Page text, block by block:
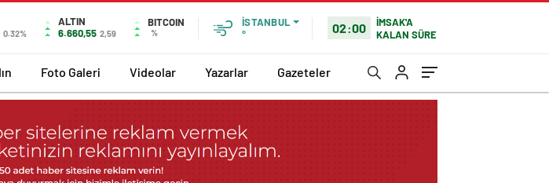
0.32%
ALTIN
6.660,55 2,59
BITCOIN
%
İSTANBUL
°
02:00
İMSAK'A
KALAN SÜRE
Foto Galeri Videolar Yazarlar Gazeteler